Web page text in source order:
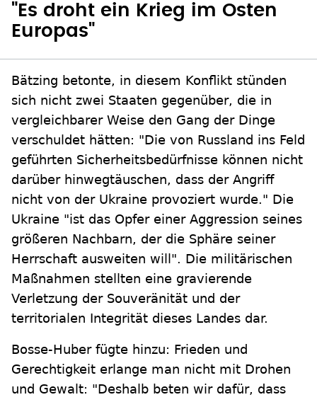
"Es droht ein Krieg im Osten
Europas"
Bätzing betonte, in diesem Konflikt stünden
sich nicht zwei Staaten gegenüber, die in
vergleichbarer Weise den Gang der Dinge
verschuldet hätten: "Die von Russland ins Feld
geführten Sicherheitsbedürfnisse können nicht
darüber hinwegtäuschen, dass der Angriff
nicht von der Ukraine provoziert wurde." Die
Ukraine "ist das Opfer einer Aggression seines
größeren Nachbarn, der die Sphäre seiner
Herrschaft ausweiten will". Die militärischen
Maßnahmen stellten eine gravierende
Verletzung der Souveränität und der
territorialen Integrität dieses Landes dar.
Bosse-Huber fügte hinzu: Frieden und
Gerechtigkeit erlange man nicht mit Drohen
und Gewalt: "Deshalb beten wir dafür, dass